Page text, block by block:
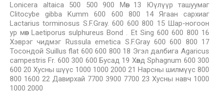
Lonicera altaica 500 500 900 Мөөг 13 Юүлүүр ташуумаг
Clitocybe gibba Kumm 600 600 800 14 Ягаан сархиаг
Lactarius torminosus S.F.Gray. 600 600 800 15 Шар-ногоон
ур мөөг Laetiporus sulphureus Bond . Et Sing 600 600 800 16
Хэврэг чидмэг Russula emetica S.F.Gray 600 600 800 17
Тосондой Suillus flat 600 600 800 18 Эгэл далбига Agaricus
campestris Fr. 600 300 600 Бусад 19 Хөвд Sphagnum 600 300
600 20 Хусны шүүс 1000 1000 2000 21 Нарсны шилмүүс 800
800 1600 22 Давирхай 7700 3900 7700 23 Хусны навч 1000
1000 2000